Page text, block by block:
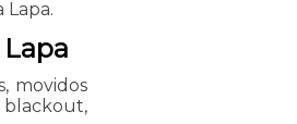
movidos
blackout,